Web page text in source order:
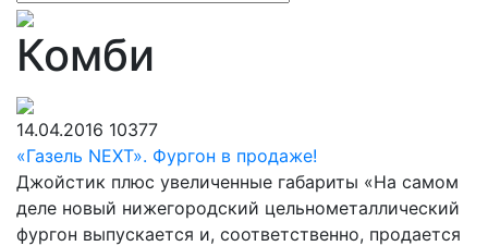
Комби
14.04.2016 10377
«Газель NEXT». Фургон в продаже!
Джойстик плюс увеличенные габариты «На самом
деле новый нижегородский цельнометаллический
фургон выпускается и, соответственно, продается